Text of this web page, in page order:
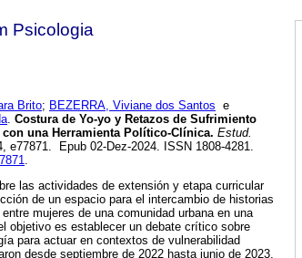
Psicologia
Brito; BEZERRA, Viviane dos Santos e
. Costura de Yo-yo y Retazos de Sufrimiento
una Herramienta Político-Clínica. Estud.
e77871. Epub 02-Dez-2024. ISSN 1808-4281.
.
las actividades de extensión y etapa curricular
de un espacio para el intercambio de historias
mujeres de una comunidad urbana en una
objetivo es establecer un debate crítico sobre
para actuar en contextos de vulnerabilidad
desde septiembre de 2022 hasta junio de 2023,